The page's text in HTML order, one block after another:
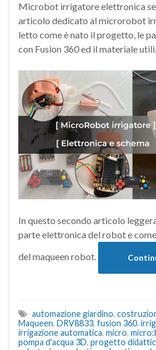
Microbot irrigatore elettronica
articolo dedicato al microrobot
letto come è nato il progetto, le
con Fusion 360 ed il materiale
In questo secondo articolo
parte elettronica del robot e
del maqueen robot.
automazione giardino,
Maqueen, DRV8833, fusion 360,
irrigazione automatica, micro,
pompa d'acqua 3D, progetto